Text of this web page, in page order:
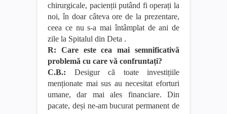
chirurgicale, pacienții putând fi operați la
noi, în doar câteva ore de la prezentare,
ceea ce nu s-a mai întâmplat de ani de
zile la Spitalul din Deta .
R: Care este cea mai semnificativă
problemă cu care vă confruntați?
C.B.: Desigur că toate investițiile
menționate mai sus au necesitat eforturi
umane, dar mai ales financiare. Din
pacate, deși ne-am bucurat permanent de